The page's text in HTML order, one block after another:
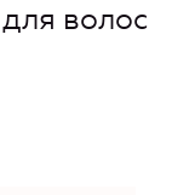
волос